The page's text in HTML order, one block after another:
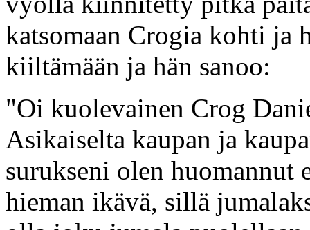
katsomaan Crogia kohti ja
kiiltämään ja hän sanoo:
"Oi kuolevainen Crog
Asikaiselta kaupan ja
surukseni olen huomannut
hieman ikävä, sillä